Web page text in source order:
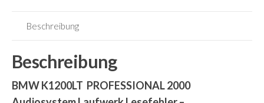
Beschreibung
Beschreibung
BMW K1200LT PROFESSIONAL 2000